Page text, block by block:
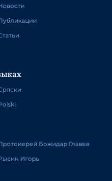
Божидар Главев
Игорь